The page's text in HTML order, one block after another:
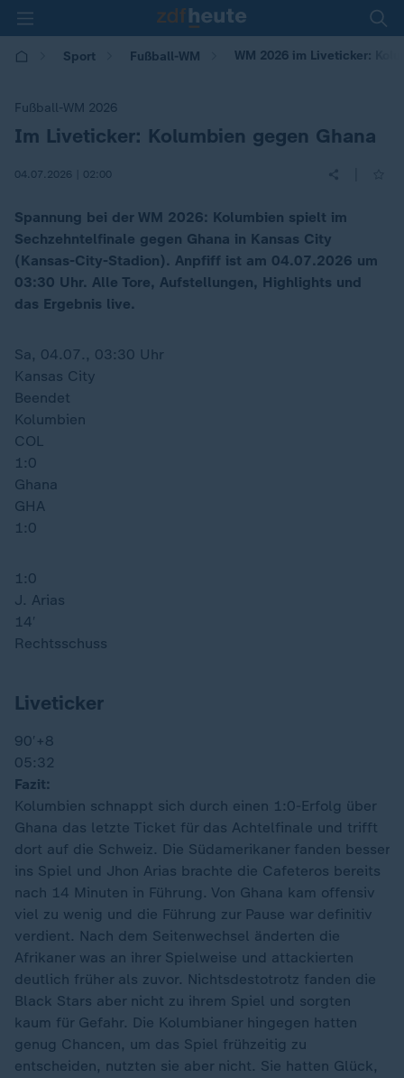
Sport Fußball-WM WM 2026 im Liveticker:
Fußball-WM 2026
:
Im Liveticker: Kolumbien gegen Ghana
04.07.2026 | 02:00
Spannung bei der WM 2026: Kolumbien spielt im
Sechzehntelfinale gegen Ghana in Kansas City
(Kansas-City-Stadion). Anpfiff ist am 04.07.2026 um
03:30 Uhr. Alle Tore, Aufstellungen, Highlights und
das Ergebnis live.
Sa, 04.07., 03:30 Uhr
Kansas City
Beendet
Kolumbien
COL
1:0
Ghana
GHA
1:0
1:0
J. Arias
14′
Rechtsschuss
Liveticker
90′ +8
05:32
Fazit:
Kolumbien schnappt sich durch einen 1:0-Erfolg über
Ghana das letzte Ticket für das Achtelfinale und trifft
dort auf die Schweiz. Die Südamerikaner fanden besser
ins Spiel und Jhon Arias brachte die Cafeteros bereits
nach 14 Minuten in Führung. Von Ghana kam offensiv
viel zu wenig und die Führung zur Pause war definitiv
verdient. Nach dem Seitenwechsel änderten die
Afrikaner was an ihrer Spielweise und attackierten
deutlich früher als zuvor. Nichtsdestotrotz fanden die
Black Stars aber nicht zu ihrem Spiel und sorgten
kaum für Gefahr. Die Kolumbianer hingegen hatten
genug Chancen, um das Spiel frühzeitig zu
entscheiden, nutzten sie aber nicht. Sie hatten Glück,